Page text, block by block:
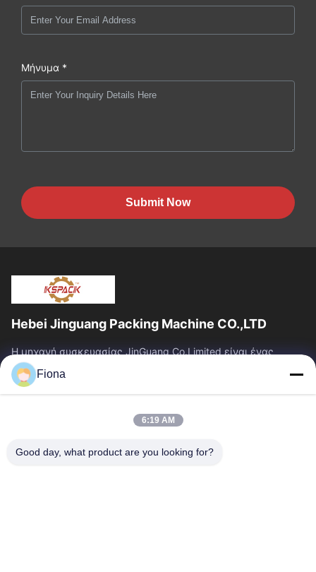
Μήνυμα *
Submit Now
Hebei Jinguang Packing Machine CO.,LTD
Η μηχανή συσκευασίας JinGuang Co.Limited είναι ένας
επαγγελματικός ζαρωμένος εξοπλισμός εκτύπωσης
χαρτοκιβωτίων και σχετικά μηχανήματα για την...
Γρήγοροι Σύνδεσμοι
Προϊόντα
Περίπου Εμείς
Γύρος Εργοστασίων
Fiona
6:19 AM
Good day, what product are you looking for?